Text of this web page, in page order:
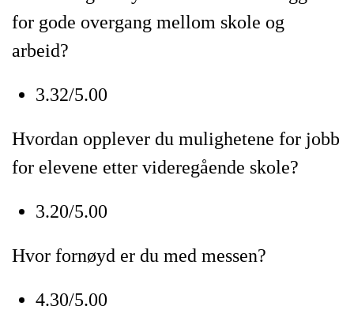
for gode overgang mellom skole og
arbeid?
3.32/5.00
Hvordan opplever du mulighetene for jobb
for elevene etter videregående skole?
3.20/5.00
Hvor fornøyd er du med messen?
4.30/5.00